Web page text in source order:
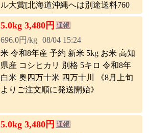
ル大賞[北海道沖縄へは別途送料760
円] コンビニ受取 コンビニ決済 後払い
可
5.0kg 3,480円
696.0円/kg 08/04 15:24
米 令和8年産 予約 新米 5kg お米 高知
県産 コシヒカリ 別格 5キロ 令和8年
白米 奥四万十米 四万十川 《8月上旬
よりご注文順に発送開始》
5.0kg 3,480円